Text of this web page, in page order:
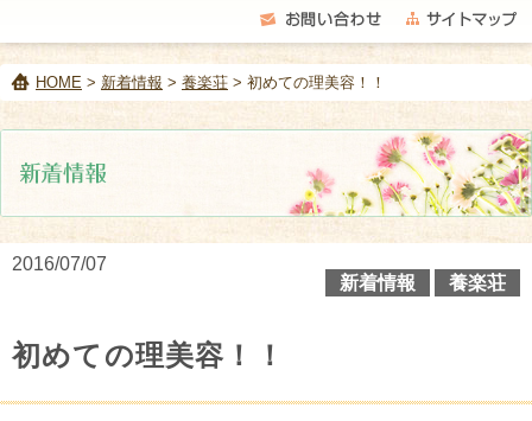
HOME > 新着情報 > 養楽荘 > 初めての理美容！！
2016/07/07
新着情報
養楽荘
初めての理美容！！